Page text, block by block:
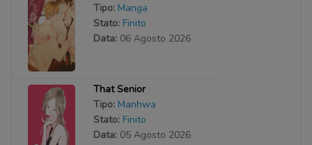
Tipo: Manga
Stato: Finito
Data: 06 Agosto 2026
That Senior
Tipo: Manhwa
Stato: Finito
Data: 05 Agosto 2026